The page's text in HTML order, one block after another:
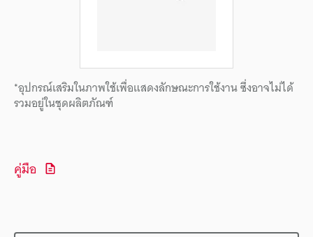
*อุปกรณ์เสริมในภาพใช้เพื่อแสดงลักษณะการใช้งาน ซึ่งอาจไม่ได้
รวมอยู่ในชุดผลิตภัณฑ์
คู่มือ